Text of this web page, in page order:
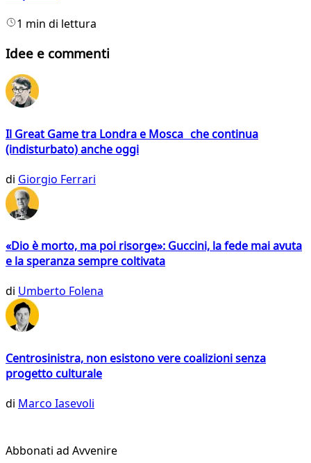
1 min di lettura
Idee e commenti
Il Great Game tra Londra e Mosca che continua
(indisturbato) anche oggi
di Giorgio Ferrari
«Dio è morto, ma poi risorge»: Guccini, la fede mai avuta
e la speranza sempre coltivata
di Umberto Folena
Centrosinistra, non esistono vere coalizioni senza
progetto culturale
di Marco Iasevoli
Abbonati ad Avvenire